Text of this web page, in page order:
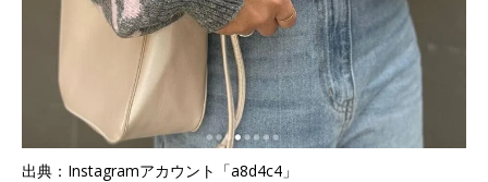
出典：Instagramアカウント「a8d4c4」